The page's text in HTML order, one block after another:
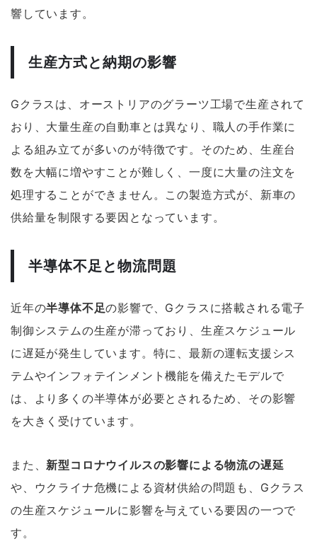
響しています。
生産方式と納期の影響
Gクラスは、オーストリアのグラーツ工場で生産されて
おり、大量生産の自動車とは異なり、職人の手作業に
よる組み立てが多いのが特徴です。そのため、生産台
数を大幅に増やすことが難しく、一度に大量の注文を
処理することができません。この製造方式が、新車の
供給量を制限する要因となっています。
半導体不足と物流問題
近年の半導体不足の影響で、Gクラスに搭載される電子
制御システムの生産が滞っており、生産スケジュール
に遅延が発生しています。特に、最新の運転支援シス
テムやインフォテインメント機能を備えたモデルで
は、より多くの半導体が必要とされるため、その影響
を大きく受けています。
また、新型コロナウイルスの影響による物流の遅延
や、ウクライナ危機による資材供給の問題も、Gクラス
の生産スケジュールに影響を与えている要因の一つで
す。